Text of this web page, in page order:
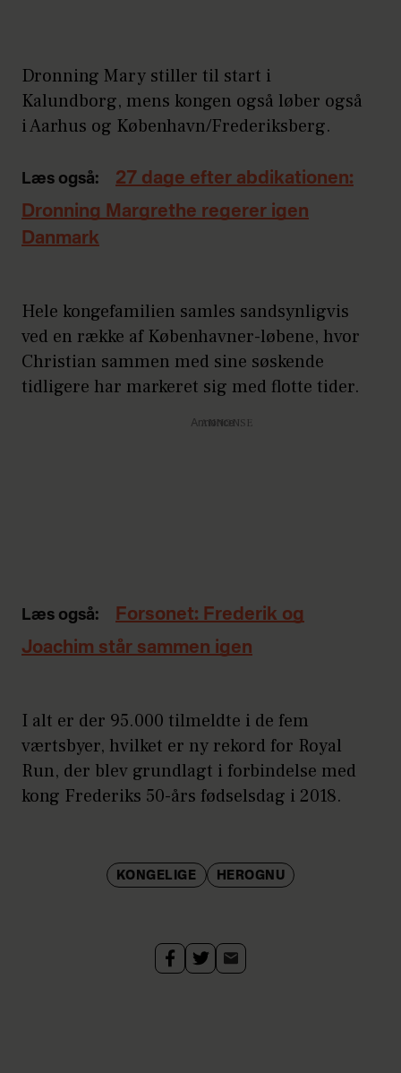
Dronning Mary stiller til start i
Kalundborg, mens kongen også løber også
i Aarhus og København/Frederiksberg.
Læs også:
27 dage efter abdikationen:
Dronning Margrethe regerer igen
Danmark
Hele kongefamilien samles sandsynligvis
ved en række af Københavner-løbene, hvor
Christian sammen med sine søskende
tidligere har markeret sig med flotte tider.
Annonce
Læs også:
Forsonet: Frederik og
Joachim står sammen igen
I alt er der 95.000 tilmeldte i de fem
værtsbyer, hvilket er ny rekord for Royal
Run, der blev grundlagt i forbindelse med
kong Frederiks 50-års fødselsdag i 2018.
KONGELIGE HEROGNU